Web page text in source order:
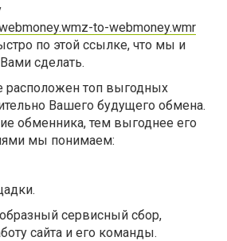
to-webmoney.wmr
по этой ссылке, что мы и
сделать.
расположен топ выгодных
Вашего будущего обмена.
обменника, тем выгоднее его
мы понимаем:
сервисный сбор,
сайта и его команды.